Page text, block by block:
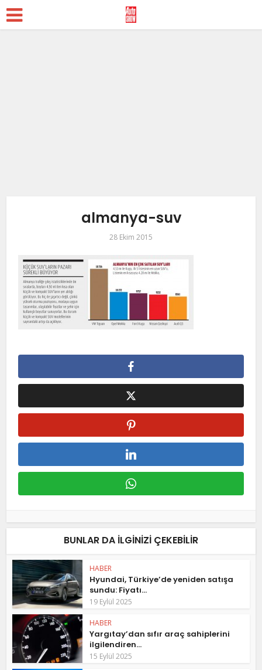
almanya-suv
28 Ekim 2015
BUNLAR DA ILGINIZI ÇEKEBILIR
HABER
Hyundai, Türkiye’de yeniden satışa
sundu: Fiyatı...
19 Eylül 2025
HABER
Yargıtay’dan sıfır araç sahiplerini
ilgilendiren...
15 Eylül 2025